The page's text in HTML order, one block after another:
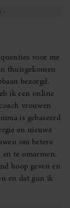
voor me
thuisgekomen
bezorgd.
ik een online
vrouwen
is gebaseerd
en nieuwe
om betere
te omarmen.
hoop geven en
en dat gun ik